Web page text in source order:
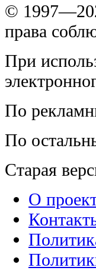
©
права
При
По
По
Старая
О